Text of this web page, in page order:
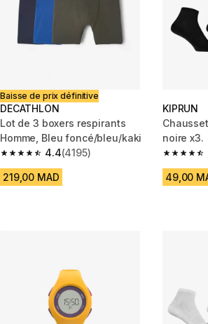
Baisse de prix définitive
DECATHLON
Lot de 3 boxers respirants
Homme, Bleu foncé/bleu/kaki
4.4
4.4 out of 5 stars from 4195 reviews
(4195)
219,00 MAD
KIPRUN
noire x3.
4.6 out
49,00